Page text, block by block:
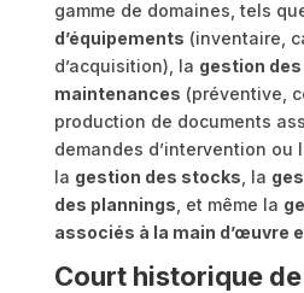
gamme de domaines, tels
d’équipements (inventaire,
d’acquisition), la gestion
maintenances (préventive,
production de documents
demandes d’intervention ou
la gestion des stocks , la
des plannings , et même la
associés à la main d’œuvre
Court historique de